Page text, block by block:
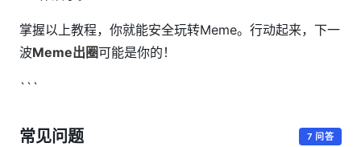
掌握以上教程，你就能安全玩转Meme。行动起来，下一
波Meme出圈可能是你的！
```
常见问题 7 问答